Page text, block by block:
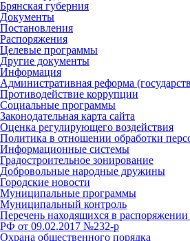
Брянская губерния
Документы
Постановления
Распоряжения
Целевые программы
Другие документы
Информация
Административная реформа
Противодействие коррупции
Социальные программы
Законодательная карта сайта
Оценка регулирующего воздействия
Политика в отношении обработки
Информационные системы
Градостроительное зонирование
Добровольные народные дружины
Городские новости
Муниципальные программы
Муниципальный контроль
Перечень находящихся в
РФ от 09.02.2017 №232-р
Охрана общественного порядка